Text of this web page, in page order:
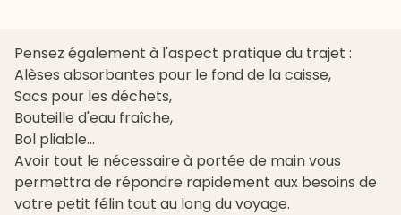
Pensez également à l'aspect pratique du trajet :
Alèses absorbantes pour le fond de la caisse,
Sacs pour les déchets,
Bouteille d'eau fraîche,
Bol pliable...
Avoir tout le nécessaire à portée de main vous
permettra de répondre rapidement aux besoins de
votre petit félin tout au long du voyage.